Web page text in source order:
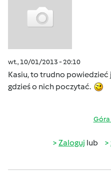
wt., 10/01/2013 - 20:10
Kasiu, to trudno powiedzieć
gdzieś o nich poczytać.
Góra
Zaloguj lub